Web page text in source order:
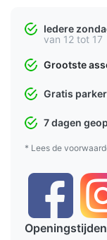
Iedere
van 12 tot 17
Grootste
Gratis
7 dagen
* Lees de
Openingstijden